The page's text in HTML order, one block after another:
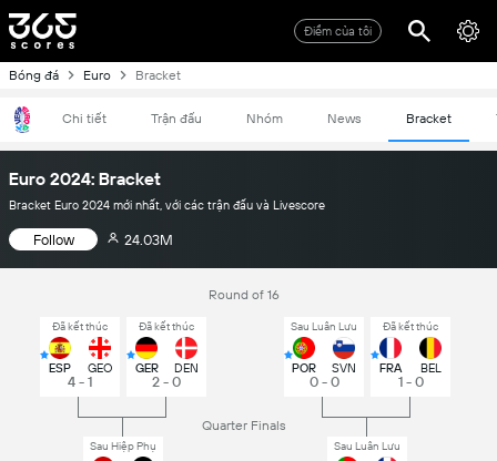
Điểm của tôi
Bóng đá Euro Bracket
Chi tiết Trận đấu Nhóm News Bracket
Euro 2024: Bracket
Bracket Euro 2024 mới nhất, với các trận đấu và Livescore
Follow 24.03M
Round of 16
Đã kết thúc
ESP GEO
4 - 1
Đã kết thúc
GER DEN
2 - 0
Sau Luân Lưu
POR SVN
0 - 0
Đã kết thúc
FRA BEL
1 - 0
Quarter Finals
Sau Hiệp Phụ Sau Luân Lưu